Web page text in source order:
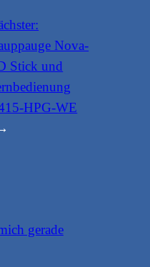
Nova-
Stick und
HPG-WE
gerade